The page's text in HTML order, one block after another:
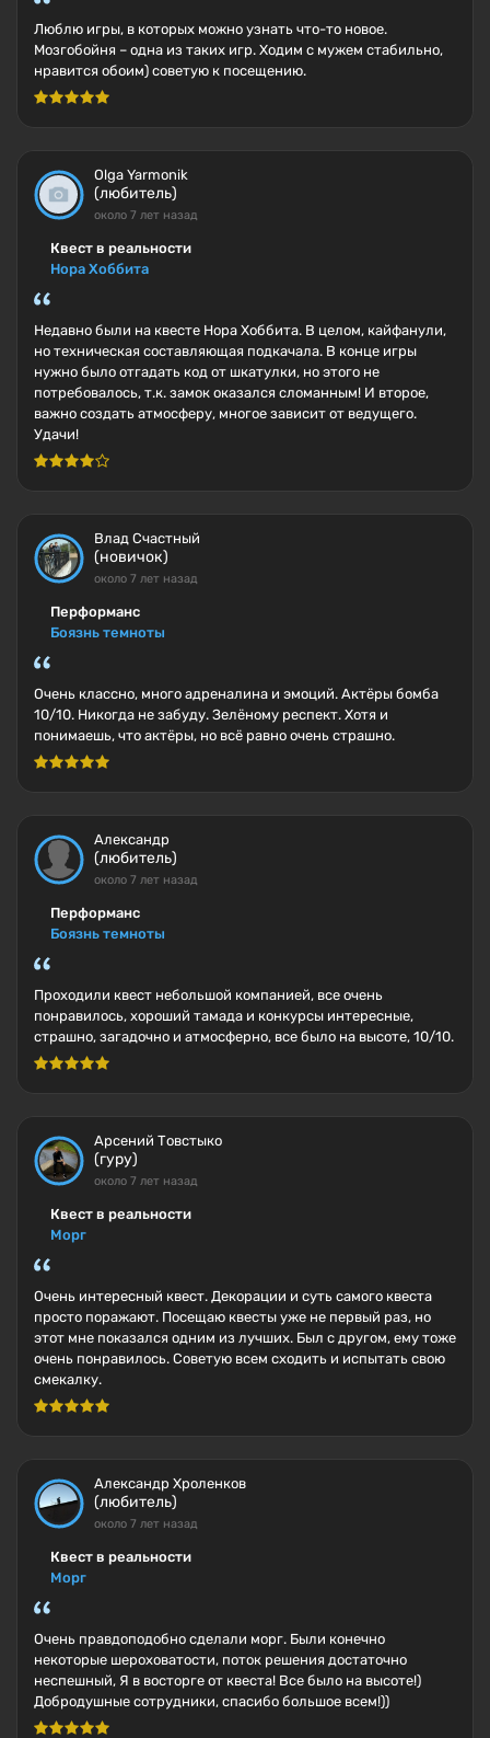
Люблю игры, в которых можно узнать что-то новое.
Мозгобойня – одна из таких игр. Ходим с мужем стабильно,
нравится обоим) советую к посещению.
Olga Yarmonik
(любитель)
около 7 лет назад
Квест в реальности
Нора Хоббита
Недавно были на квесте Нора Хоббита. В целом, кайфанули,
но техническая составляющая подкачала. В конце игры
нужно было отгадать код от шкатулки, но этого не
потребовалось, т.к. замок оказался сломанным! И второе,
важно создать атмосферу, многое зависит от ведущего.
Удачи!
Влад Счастный
(новичок)
около 7 лет назад
Перформанс
Боязнь темноты
Очень классно, много адреналина и эмоций. Актёры бомба
10/10. Никогда не забуду. Зелёному респект. Хотя и
понимаешь, что актёры, но всё равно очень страшно.
Александр
(любитель)
около 7 лет назад
Перформанс
Боязнь темноты
Проходили квест небольшой компанией, все очень
понравилось, хороший тамада и конкурсы интересные,
страшно, загадочно и атмосферно, все было на высоте, 10/10.
Арсений Товстыко
(гуру)
около 7 лет назад
Квест в реальности
Морг
Очень интересный квест. Декорации и суть самого квеста
просто поражают. Посещаю квесты уже не первый раз, но
этот мне показался одним из лучших. Был с другом, ему тоже
очень понравилось. Советую всем сходить и испытать свою
смекалку.
Александр Хроленков
(любитель)
около 7 лет назад
Квест в реальности
Морг
Очень правдоподобно сделали морг. Были конечно
некоторые шероховатости, поток решения достаточно
неспешный, Я в восторге от квеста! Все было на высоте!)
Добродушные сотрудники, спасибо большое всем!))